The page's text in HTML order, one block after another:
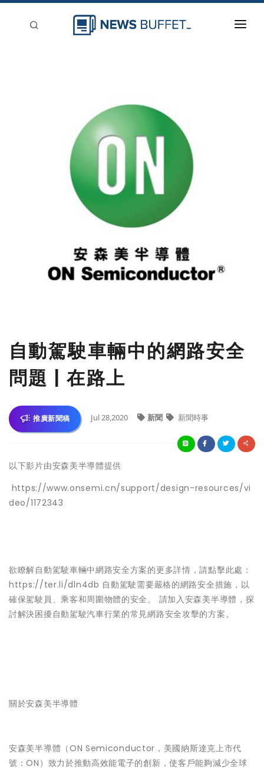
自動駕駛車輛中的網路安全
問題 | 在路上
推廣新聞稿 Jul 28,2020 新聞 新聞時事
以下影片由安森美半導體提供
https://www.onsemi.cn/support/design-resources/vi
deo/1172343
欲瞭解自動駕駛車輛中網路安全方案的更多詳情，請點擊此處：
https://ter.li/dln4db 自動駕駛需要嚴格的網路安全措施，以
確保駕駛員、乘客和周圍物體的安全。 請加入安森美半導體，探
討解決困擾自動駕駛汽車行業的常見網路安全攻擊的方案。
關於安森美半導體
安森美半導體（ON Semiconductor，美國納斯達克上市代
號：ON）致力於推動高效能電子的創新，使客戶能夠減少全球